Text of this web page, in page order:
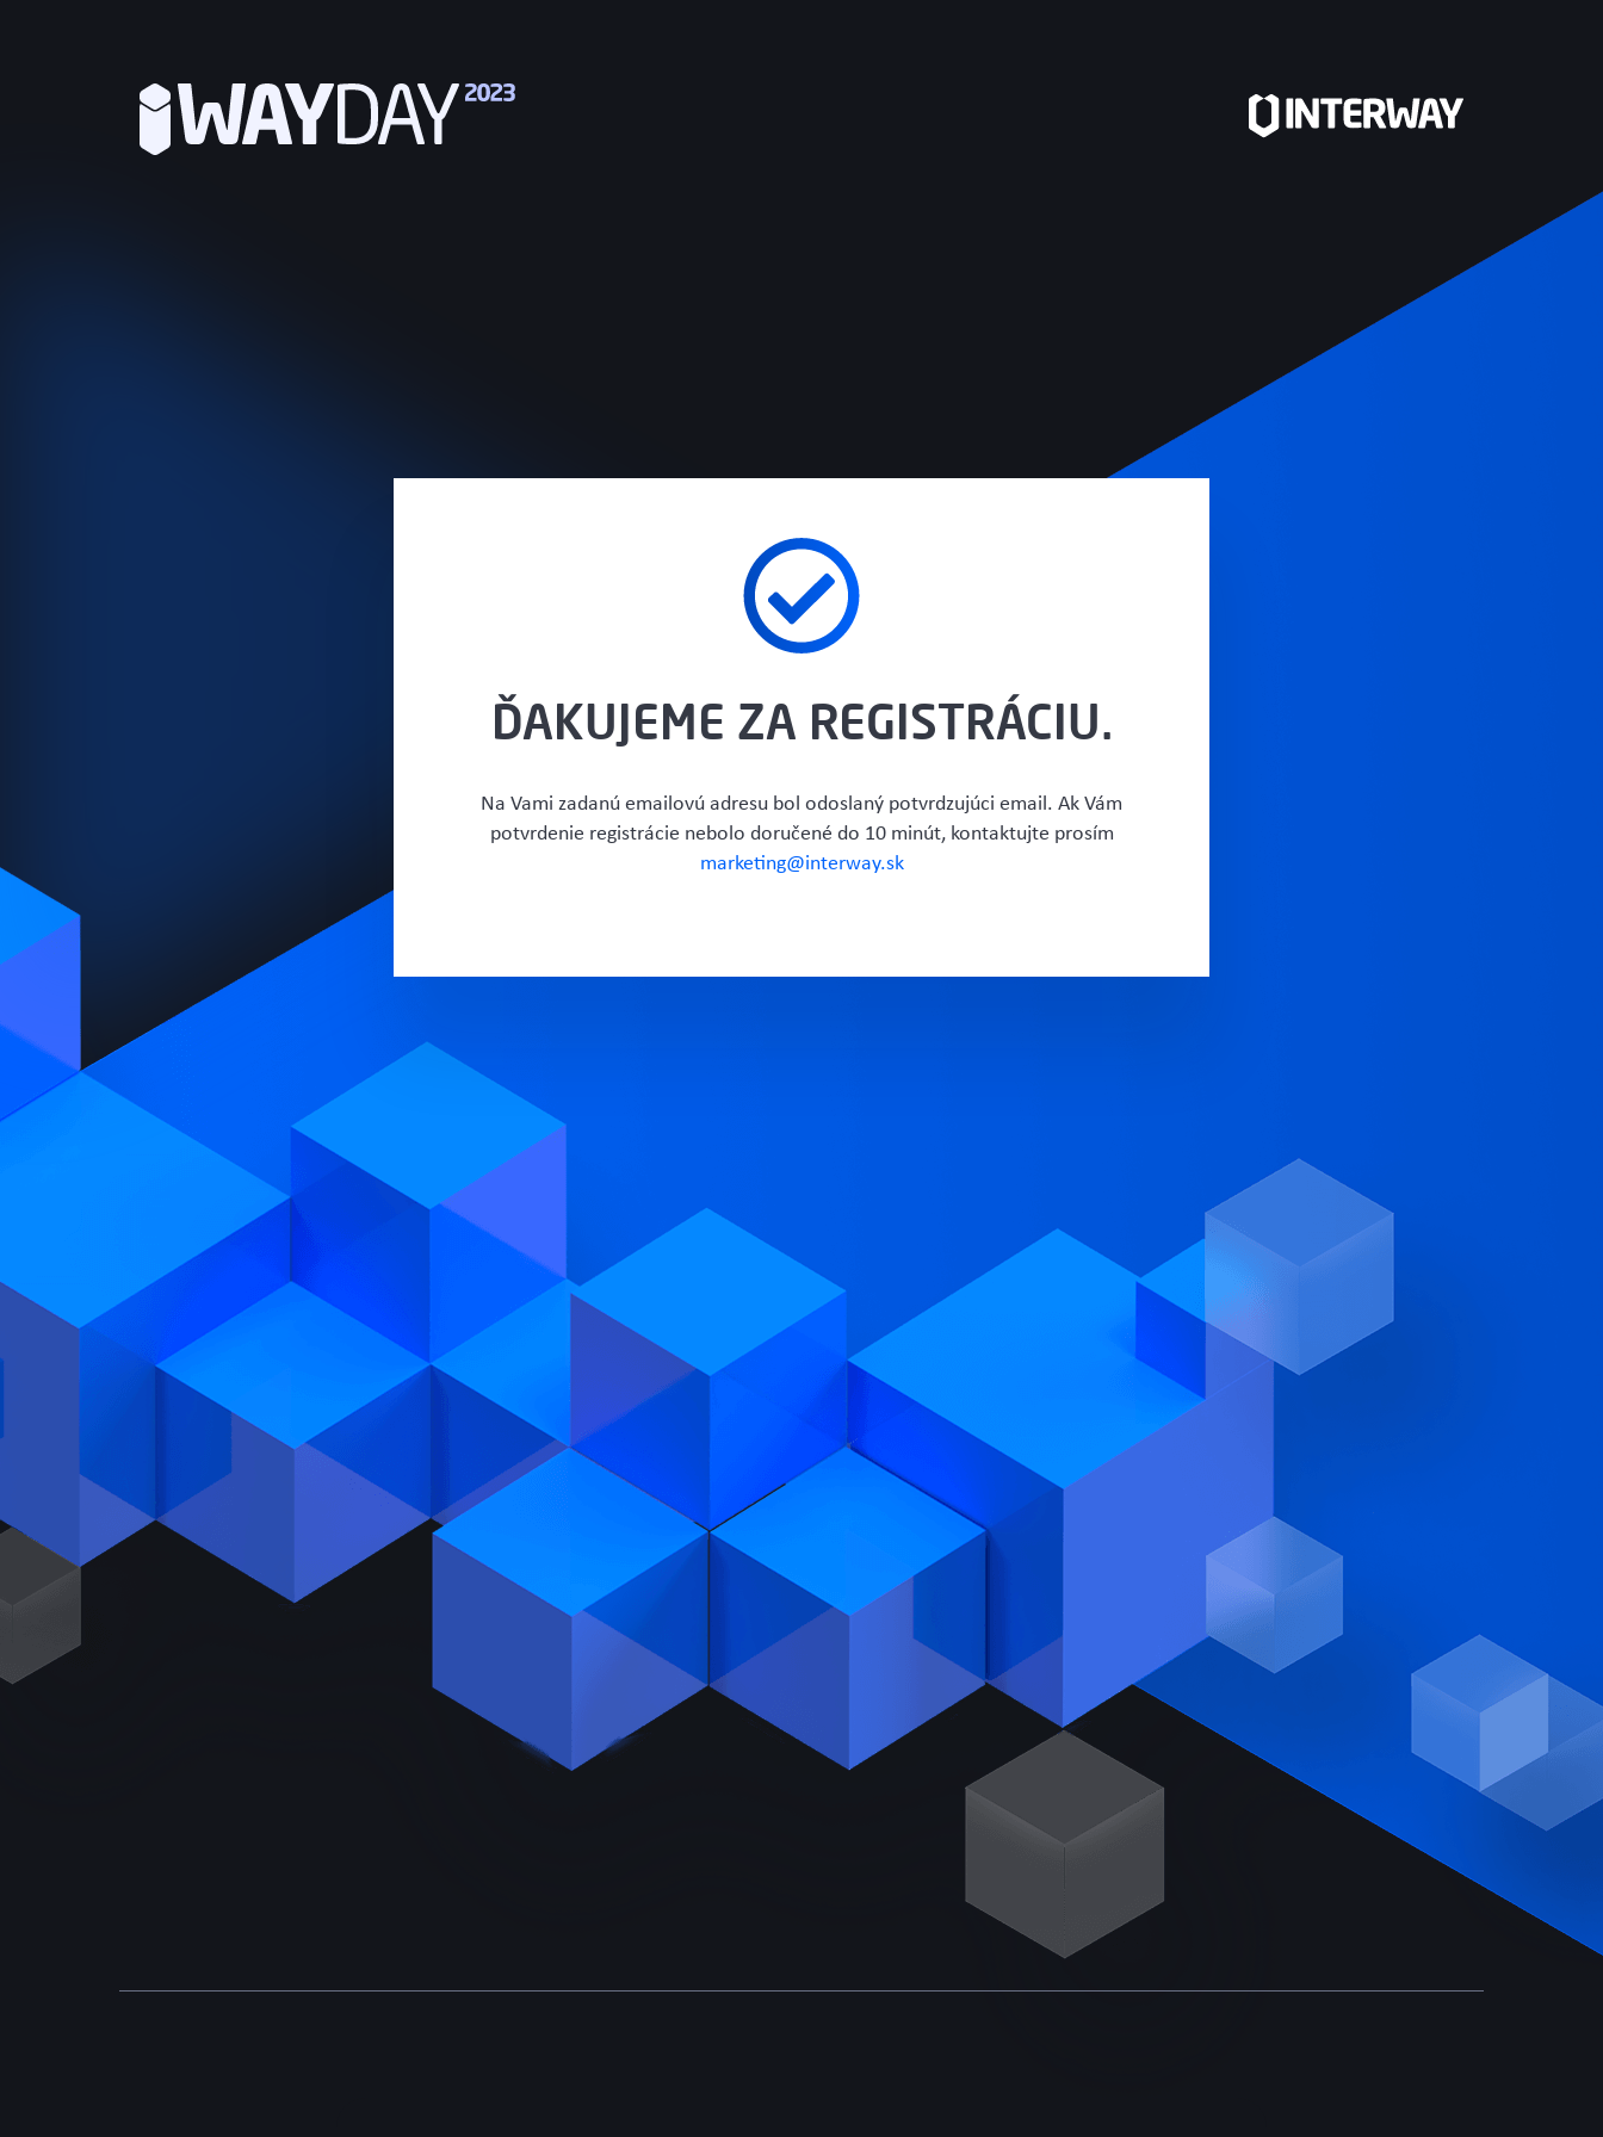
ĎAKUJEME ZA REGISTRÁCIU.
Na Vami zadanú emailovú adresu bol odoslaný potvrdzujúci email. Ak Vám
potvrdenie registrácie nebolo doručené do 10 minút, kontaktujte prosím
marketing@interway.sk